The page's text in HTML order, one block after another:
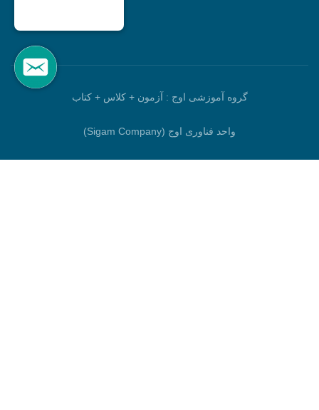
گروه آموزشی اوج : آزمون + کلاس + کتاب
واحد فناوری اوج (Sigam Company)